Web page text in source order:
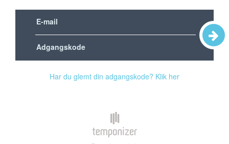
Har du glemt din adgangskode? Klik her